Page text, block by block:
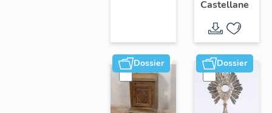
Castellane
Dossier Dossier